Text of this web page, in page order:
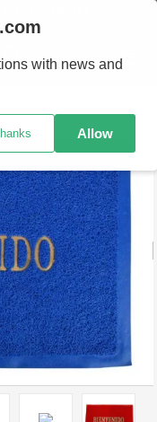
with news and
Allow